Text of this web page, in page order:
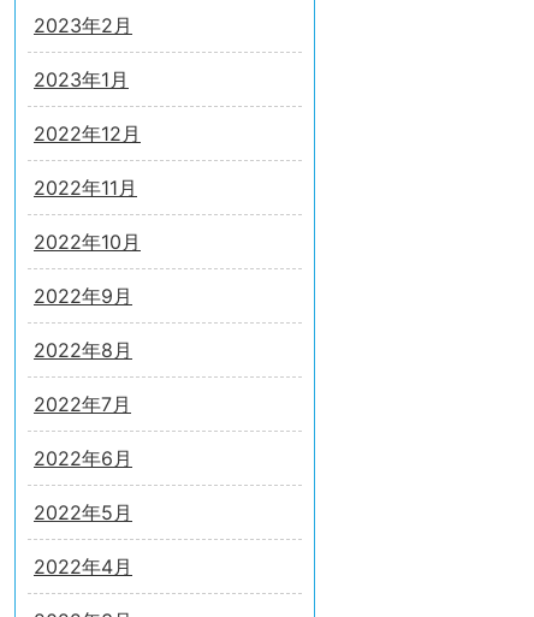
2023年2月
2023年1月
2022年12月
2022年11月
2022年10月
2022年9月
2022年8月
2022年7月
2022年6月
2022年5月
2022年4月